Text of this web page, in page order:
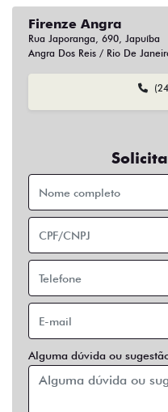
Firenze Angra
Rua Japoranga, 690, Japuíba
Angra Dos Reis / Rio De
Alguma dúvida ou